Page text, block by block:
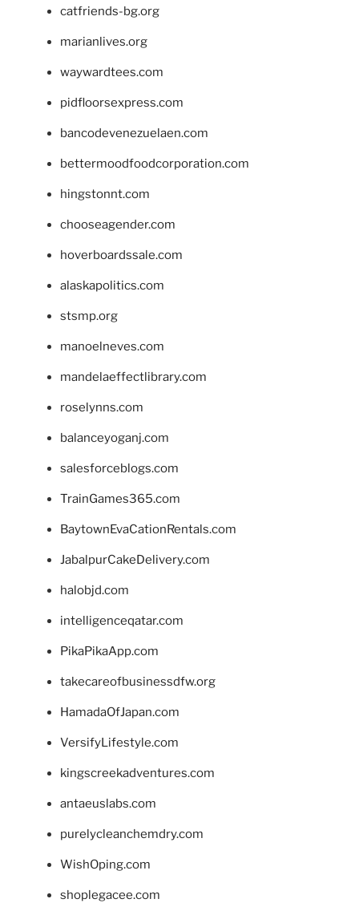
catfriends-bg.org
marianlives.org
waywardtees.com
pidfloorsexpress.com
bancodevenezuelaen.com
bettermoodfoodcorporation.com
hingstonnt.com
chooseagender.com
hoverboardssale.com
alaskapolitics.com
stsmp.org
manoelneves.com
mandelaeffectlibrary.com
roselynns.com
balanceyoganj.com
salesforceblogs.com
TrainGames365.com
BaytownEvaCationRentals.com
JabalpurCakeDelivery.com
halobjd.com
intelligenceqatar.com
PikaPikaApp.com
takecareofbusinessdfw.org
HamadaOfJapan.com
VersifyLifestyle.com
kingscreekadventures.com
antaeuslabs.com
purelycleanchemdry.com
WishOping.com
shoplegacee.com